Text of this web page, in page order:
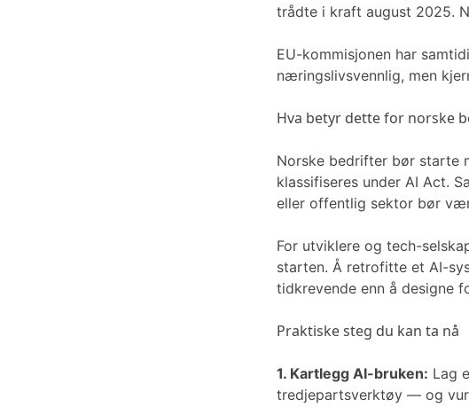
trådte i kraft august 2025.
EU-kommisjonen har
næringslivsvennlig, men
Hva betyr dette for norske
Norske bedrifter bør starte
klassifiseres under AI Act.
eller offentlig sektor bør
For utviklere og tech-
starten. Å retrofitte et AI-
tidkrevende enn å designe
Praktiske steg du kan ta nå
1. Kartlegg AI-bruken: Lag
tredjepartsverktøy — og